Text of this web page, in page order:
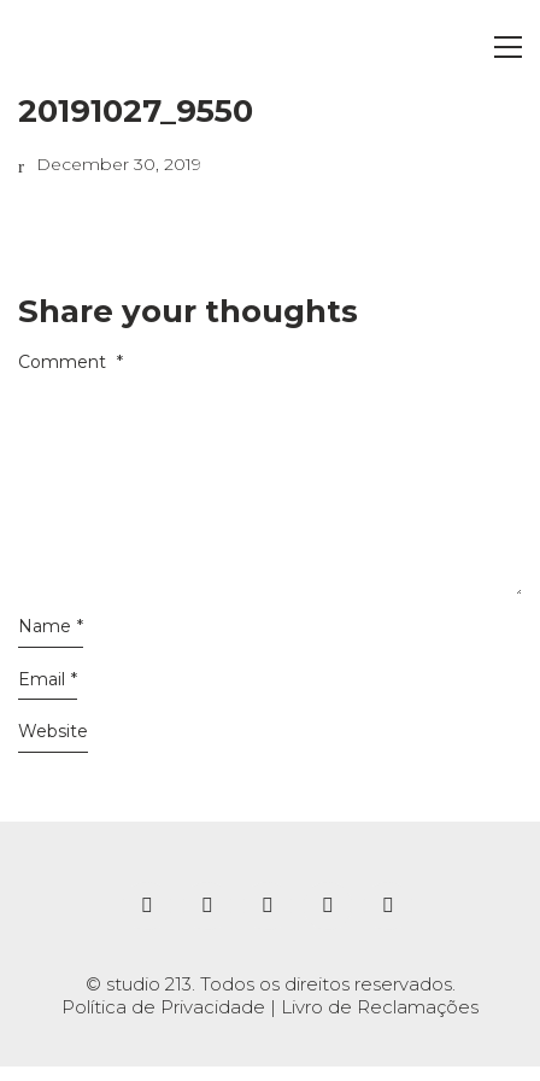
20191027_9550
December 30, 2019
Share your thoughts
Comment *
Name *
Email *
Website
© studio 213. Todos os direitos reservados.
Política de Privacidade | Livro de Reclamações